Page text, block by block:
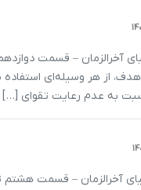
از هر وسیله­‌ای
به عدم رعایت تقوای […]